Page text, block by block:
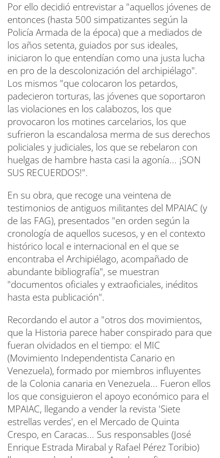
Por ello decidió entrevistar a "aquellos jóvenes de
entonces (hasta 500 simpatizantes según la
Policía Armada de la época) que a mediados de
los años setenta, guiados por sus ideales,
iniciaron lo que entendían como una justa lucha
en pro de la descolonización del archipiélago".
Los mismos "que colocaron los petardos,
padecieron torturas, las jóvenes que soportaron
las violaciones en los calabozos, los que
provocaron los motines carcelarios, los que
sufrieron la escandalosa merma de sus derechos
policiales y judiciales, los que se rebelaron con
huelgas de hambre hasta casi la agonía... ¡SON
SUS RECUERDOS!".
En su obra, que recoge una veintena de
testimonios de antiguos militantes del MPAIAC (y
de las FAG), presentados "en orden según la
cronología de aquellos sucesos, y en el contexto
histórico local e internacional en el que se
encontraba el Archipiélago, acompañado de
abundante bibliografía", se muestran
"documentos oficiales y extraoficiales, inéditos
hasta esta publicación".
Recordando el autor a "otros dos movimientos,
que la Historia parece haber conspirado para que
fueran olvidados en el tiempo: el MIC
(Movimiento Independentista Canario en
Venezuela), formado por miembros influyentes
de la Colonia canaria en Venezuela... Fueron ellos
los que consiguieron el apoyo económico para el
MPAIAC, llegando a vender la revista 'Siete
estrellas verdes', en el Mercado de Quinta
Crespo, en Caracas... Sus responsables (José
Enrique Estrada Mirabal y Rafael Pérez Toribio)